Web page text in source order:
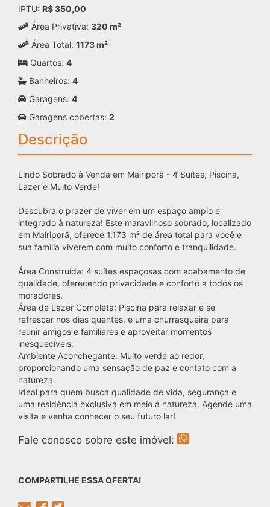
IPTU: R$ 350,00
Área Privativa: 320 m²
Área Total: 1173 m²
Quartos: 4
Banheiros: 4
Garagens: 4
Garagens cobertas: 2
Descrição
Lindo Sobrado à Venda em Mairiporã - 4 Suítes, Piscina,
Lazer e Muito Verde!
Descubra o prazer de viver em um espaço amplo e
integrado à natureza! Este maravilhoso sobrado, localizado
em Mairiporã, oferece 1.173 m² de área total para você e
sua família viverem com muito conforto e tranquilidade.
Área Construída: 4 suítes espaçosas com acabamento de
qualidade, oferecendo privacidade e conforto a todos os
moradores.
Área de Lazer Completa: Piscina para relaxar e se
refrescar nos dias quentes, e uma churrasqueira para
reunir amigos e familiares e aproveitar momentos
inesquecíveis.
Ambiente Aconchegante: Muito verde ao redor,
proporcionando uma sensação de paz e contato com a
natureza.
Ideal para quem busca qualidade de vida, segurança e
uma residência exclusiva em meio à natureza. Agende uma
visita e venha conhecer o seu futuro lar!
Fale conosco sobre este imóvel:
COMPARTILHE ESSA OFERTA!